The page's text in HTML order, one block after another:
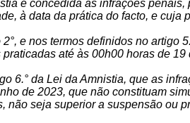
é concedida às infrações
à data da prática do facto, e cuja
e nos termos definidos no artigo
até às 00h00 horas de
6.° da Lei da Amnistia, que as
de 2023, que não constituam
seja superior a suspensão ou